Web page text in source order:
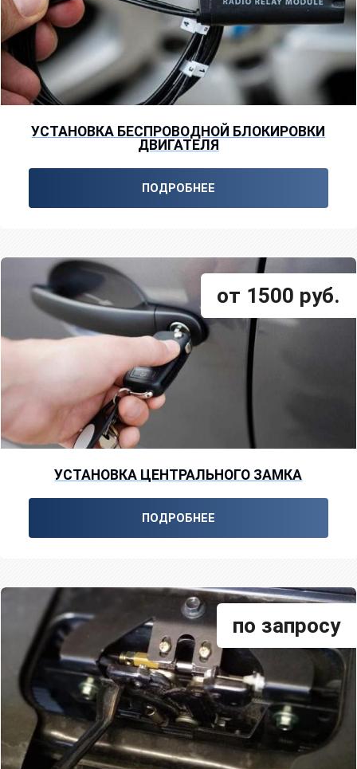
УСТАНОВКА БЕСПРОВОДНОЙ БЛОКИРОВКИ
ДВИГАТЕЛЯ
ПОДРОБНЕЕ
УСТАНОВКА ЦЕНТРАЛЬНОГО ЗАМКА
от 1500 руб.
ПОДРОБНЕЕ
по запросу